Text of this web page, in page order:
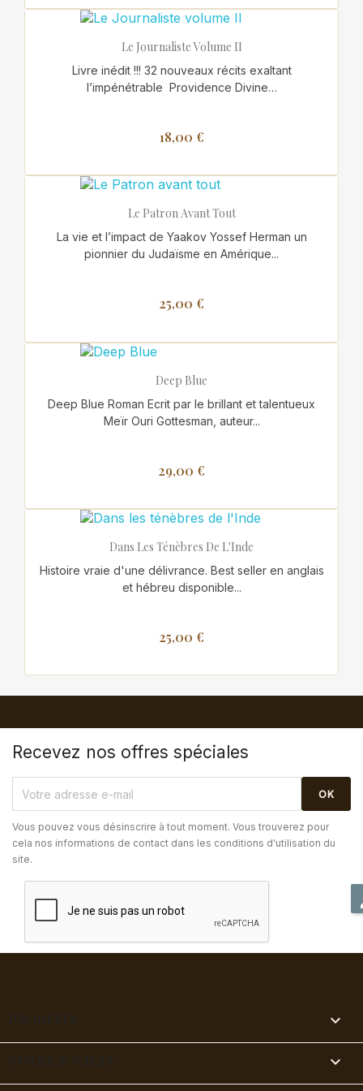
Le Journaliste Volume II
Livre inédit !!! 32 nouveaux récits exaltant
l’impénétrable Providence Divine…
18,00 €
Le Patron Avant Tout
La vie et l’impact de Yaakov Yossef Herman un
pionnier du Judaïsme en Amérique...
25,00 €
Deep Blue
Deep Blue Roman Ecrit par le brillant et talentueux
Meïr Ouri Gottesman, auteur...
29,00 €
Dans Les Ténèbres De L'Inde
Histoire vraie d'une délivrance. Best seller en anglais
et hébreu disponible...
25,00 €
Recevez nos offres spéciales
Vous pouvez vous désinscrire à tout moment. Vous trouverez pour
cela nos informations de contact dans les conditions d'utilisation du
site.

